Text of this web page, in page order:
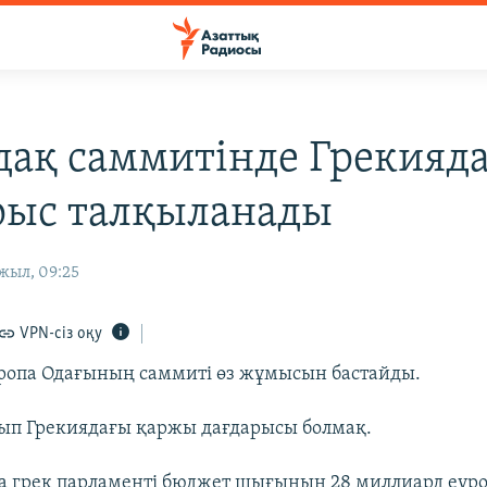
саммитінде
талқыланады
09:25
VPN-сіз оқу
Одағының саммиті өз жұмысын бастайды.
Грекиядағы қаржы дағдарысы болмақ.